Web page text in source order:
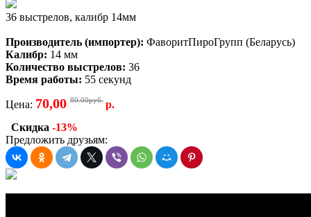
36 выстрелов, калибр 14мм
Производитель (импортер): ФаворитПироГрупп (Беларусь)
Калибр: 14 мм
Количество выстрелов: 36
Время работы: 55 секунд
Цена: 70,00 80.00руб. р.
Скидка -13%
Предложить друзьям: